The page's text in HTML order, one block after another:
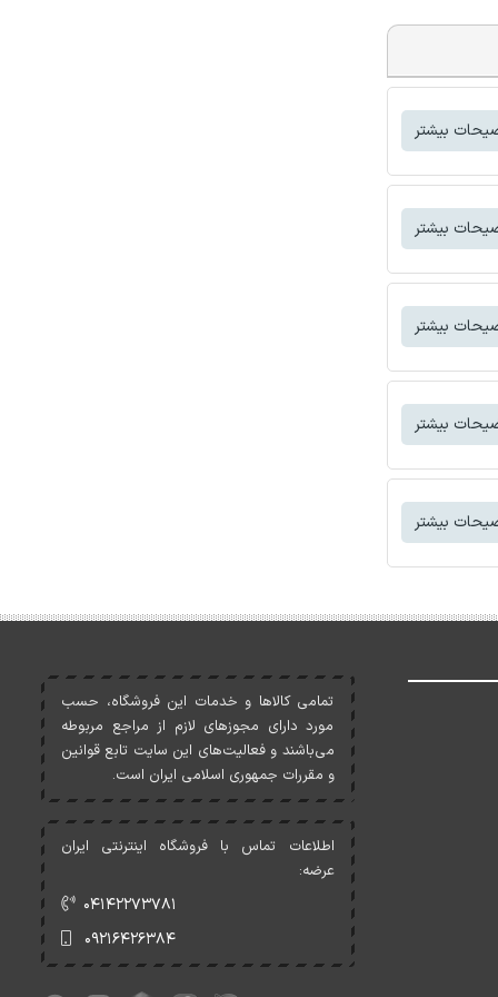
بیشتر
بیشتر
بیشتر
بیشتر
بیشتر
تمامی کالاها و خدمات اين فروشگاه، حسب
مورد دارای مجوزهای لازم از مراجع مربوطه
می‌باشند و فعاليت‌های اين سايت تابع قوانين
و مقررات جمهوری اسلامی ايران است.
اطلاعات تماس با فروشگاه اینترنتی ایران
عرضه:
۰۴۱۴۲۲۷۳۷۸۱
۰۹۲۱۶۴۲۶۳۸۴